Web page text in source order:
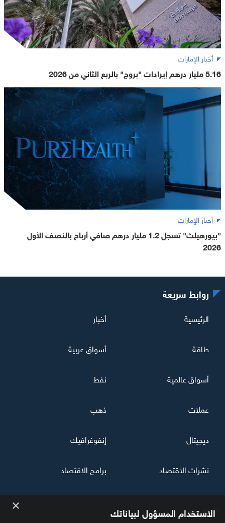
أخبار الإمارات
5.16 مليار درهم إيرادات "بروج" بالربع الثاني من 2026
أخبار الإمارات
"بيورهيلث" تسجل 1.2 مليار درهم صافي أرباح بالنصف الأول
2026
تابعنا
روابط سريعة
الرئيسية أخبار
طاقة أسواق عربية
أسواق عالمية نفط
عملات ذهب
ديجيتال إنفوغرافيك
نشرات الاقتصاد برامج الاقتصاد
× الاستخدام المسؤول لبياناتك